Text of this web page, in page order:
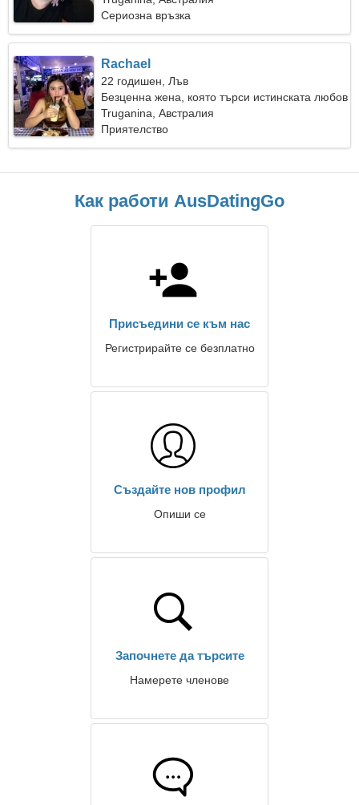
Сериозна връзка
Rachael
22 годишен, Лъв
Безценна жена, която търси истинската любов
Truganina, Австралия
Приятелство
Как работи AusDatingGo
Присъедини се към нас
Регистрирайте се безплатно
Създайте нов профил
Опиши се
Започнете да търсите
Намерете членове